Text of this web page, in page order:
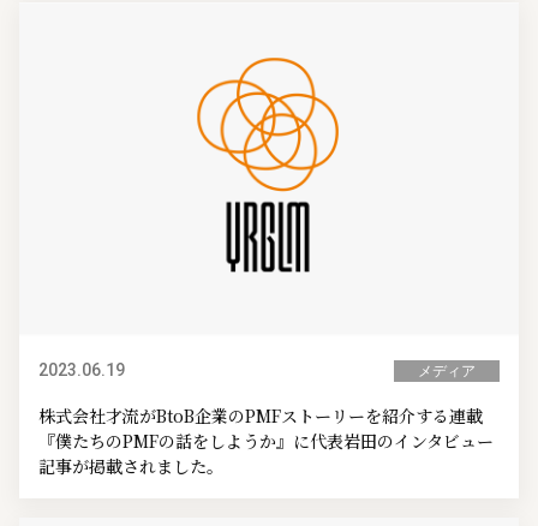
2023.06.19 メディア
株式会社才流がBtoB企業のPMFストーリーを紹介する連載
『僕たちのPMFの話をしようか』に代表岩田のインタビュー
記事が掲載されました。